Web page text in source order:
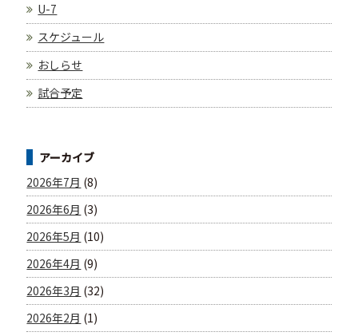
U-7
スケジュール
おしらせ
試合予定
アーカイブ
2026年7月 (8)
2026年6月 (3)
2026年5月 (10)
2026年4月 (9)
2026年3月 (32)
2026年2月 (1)